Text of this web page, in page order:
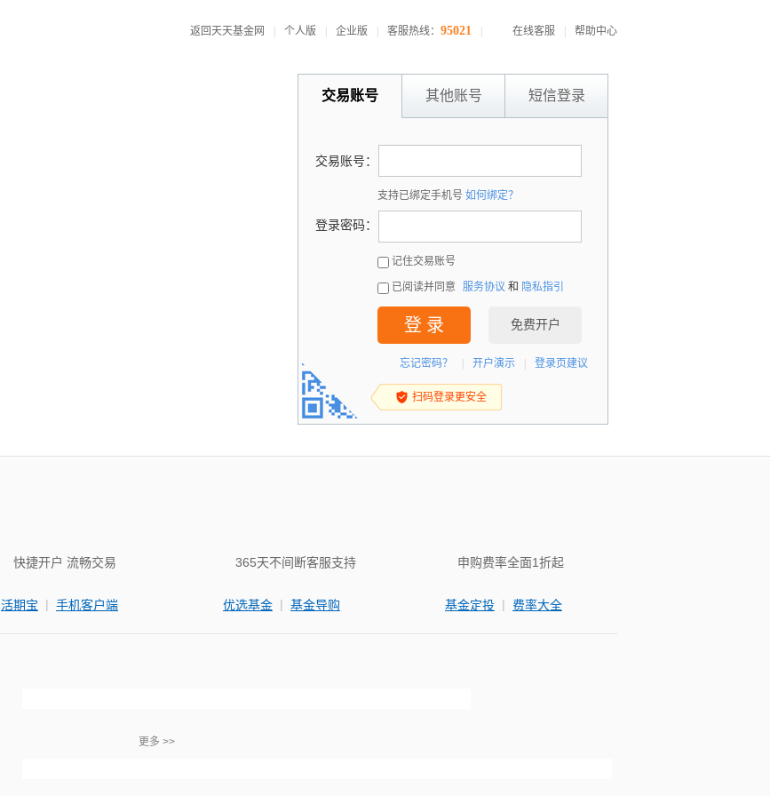
返回天天基金网 个人版 企业版 客服热线： 95021 在线客服 帮助中心
交易账号 其他账号 短信登录
交易账号：
支持已绑定手机号 如何绑定？
登录密码：
记住交易账号
已阅读并同意 服务协议 和 隐私指引
登 录 免费开户
忘记密码？ 开户演示 登录页建议
扫码登录更安全
快捷开户 流畅交易
活期宝 | 手机客户端
365天不间断客服支持
优选基金 | 基金导购
申购费率全面1折起
基金定投 | 费率大全
更多 >>